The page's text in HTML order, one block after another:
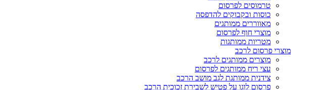
טרמוסים לפרסום
כוסות ובקבוקים להדפסה
מאווררים ממותגים
מוצרי חוף לפרסום
מטריות ממותגות
מוצרי פרסום לרכב
מוצרים ממותגים לרכב
עצי ריח ממותגים לפרסום
צידנית ממותגת לגב מושב הרכב
פרסום לוגו על פטיש לשבירת זכוכית הרכב